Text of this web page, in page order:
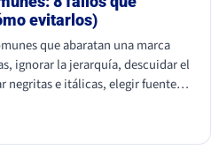
evitarlos)
que abaratan una marca
ignorar la jerarquía, descuidar el
negritas e itálicas, elegir fuentes
Casi ninguno se nota de
tu marca parezca improvisada.